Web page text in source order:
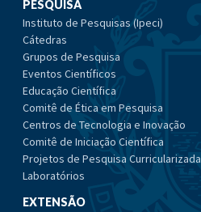
PESQUISA
Instituto de Pesquisas (Ipeci)
Cátedras
Grupos de Pesquisa
Eventos Científicos
Educação Científica
Comitê de Ética em Pesquisa
Centros de Tecnologia e Inovação
Comitê de Iniciação Científica
Projetos de Pesquisa Curricularizada
Laboratórios
EXTENSÃO